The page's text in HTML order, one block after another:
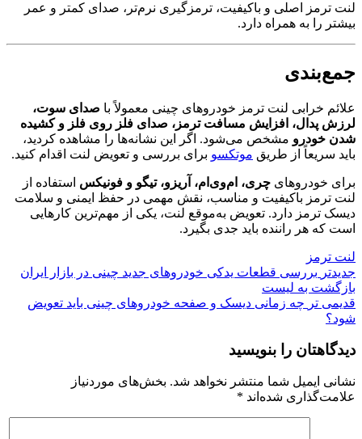
لنت ترمز اصلی و باکیفیت، ترمزگیری نرم‌تر، صدای کمتر و عمر
بیشتر را به همراه دارد.
جمع‌بندی
علائم خرابی لنت ترمز خودروهای چینی معمولاً با صدای سوت،
لرزش پدال، افزایش مسافت ترمز، صدای فلز روی فلز و کشیده
شدن خودرو مشخص می‌شود. اگر این نشانه‌ها را مشاهده کردید،
باید سریعاً از طریق موتکسو برای بررسی و تعویض لنت اقدام کنید.
برای خودروهای چری، ام‌وی‌ام، آریزو، تیگو و فونیکس استفاده از
لنت ترمز باکیفیت و مناسب، نقش مهمی در حفظ ایمنی و سلامت
دیسک ترمز دارد. تعویض به‌موقع لنت، یکی از مهم‌ترین کارهایی
است که هر راننده باید جدی بگیرد.
لنت ترمز
جدیدتر بررسی قطعات یدکی خودروهای جدید چینی در بازار ایران
بازگشت به لیست
قدیمی تر چه زمانی دیسک و صفحه خودروهای چینی باید تعویض
شود؟
دیدگاهتان را بنویسید
نشانی ایمیل شما منتشر نخواهد شد. بخش‌های موردنیاز
علامت‌گذاری شده‌اند *